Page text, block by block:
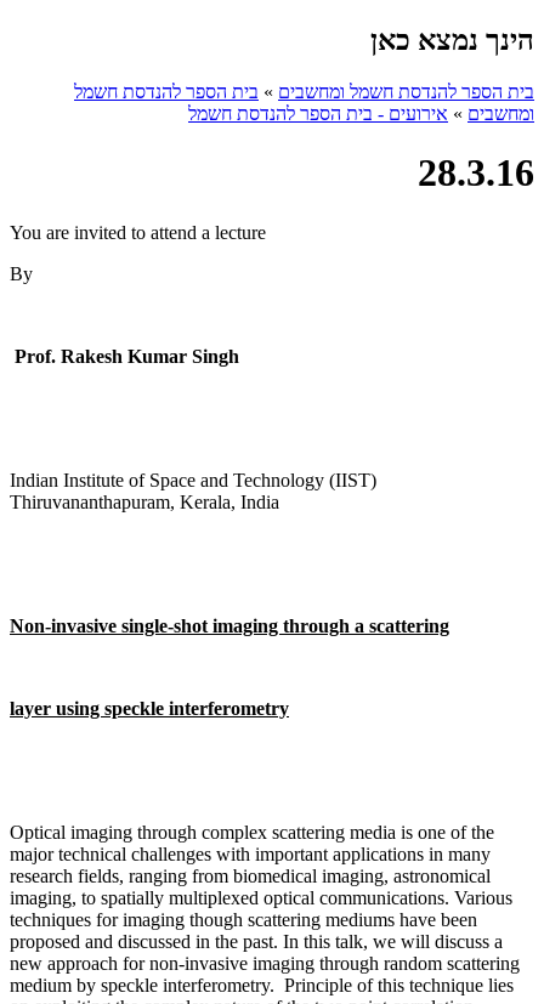
הינך נמצא כאן
בית הספר להנדסת חשמל ומחשבים » בית הספר להנדסת חשמל
ומחשבים » אירועים - בית הספר להנדסת חשמל
28.3.16
You are invited to attend a lecture
By
Prof. Rakesh Kumar Singh
Indian Institute of Space and Technology (IIST)
Thiruvananthapuram, Kerala, India
Non-invasive single-shot imaging through a scattering
layer using speckle interferometry
Optical imaging through complex scattering media is one of the
major technical challenges with important applications in many
research fields, ranging from biomedical imaging, astronomical
imaging, to spatially multiplexed optical communications. Various
techniques for imaging though scattering mediums have been
proposed and discussed in the past. In this talk, we will discuss a
new approach for non-invasive imaging through random scattering
medium by speckle interferometry. Principle of this technique lies